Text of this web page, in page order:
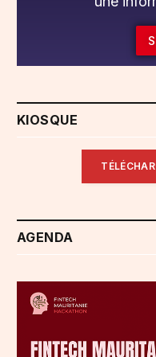
KIOSQUE
AGENDA